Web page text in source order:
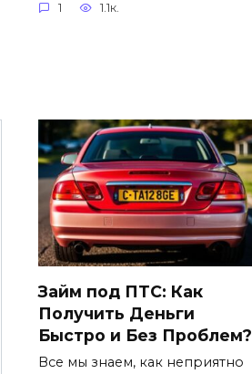
1 1.1к.
Займ под ПТС: Как
Получить Деньги
Быстро и Без Проблем?
Все мы знаем, как неприятно